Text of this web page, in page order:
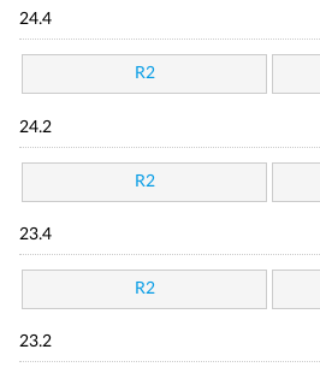
24.4
R2
24.2
R2
23.4
R2
23.2